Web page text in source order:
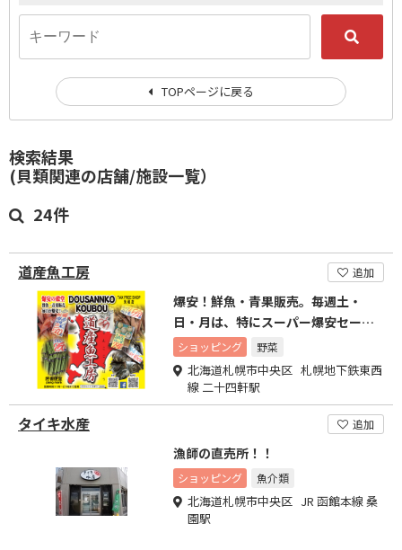
検索結果
(貝類関連の店舗/施設一覧）
24件
道産魚工房 追加
爆安！鮮魚・青果販売。毎週土・
日・月は、特にスーパー爆安セール
を開催致しております！！！
ショッピング 野菜
北海道札幌市中央区 札幌地下鉄東西
線 二十四軒駅
タイキ水産 追加
漁師の直売所！！
ショッピング 魚介類
北海道札幌市中央区 JR 函館本線 桑
園駅
TOPページに戻る